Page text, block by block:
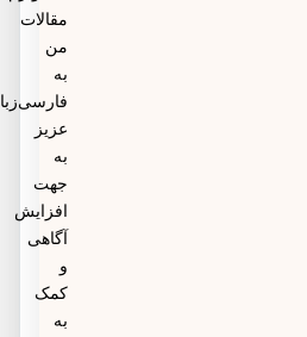
مقالات
فارسی‌زبانان
افزایش
آگاهی